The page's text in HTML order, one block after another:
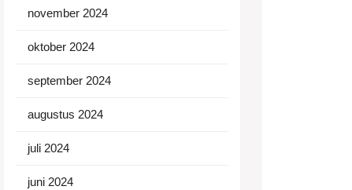
november 2024
oktober 2024
september 2024
augustus 2024
juli 2024
juni 2024